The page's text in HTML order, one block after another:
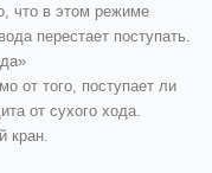
что в этом режиме
перестает поступать.
от того, поступает ли
от сухого хода.
кран.